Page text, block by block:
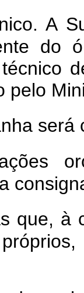
A
do
pelo
que, à